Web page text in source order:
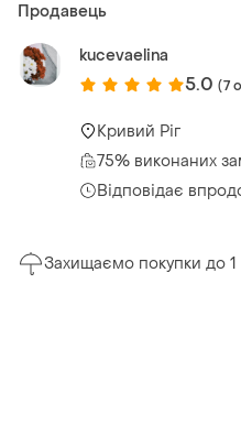
Продавець
kucevaelina
5.0 (7
Кривий Ріг
75% виконаних
Відповідає
Захищаємо покупки до